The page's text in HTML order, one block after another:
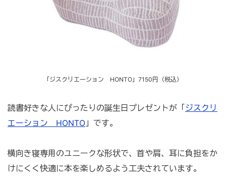
「ジスクリエーション HONTO」7150円（税込）
読書好きな人にぴったりの誕生日プレゼントが「ジスクリ
エーション HONTO」です。
横向き寝専用のユニークな形状で、首や肩、耳に負担をか
けにくく快適に本を楽しめるよう工夫されています。